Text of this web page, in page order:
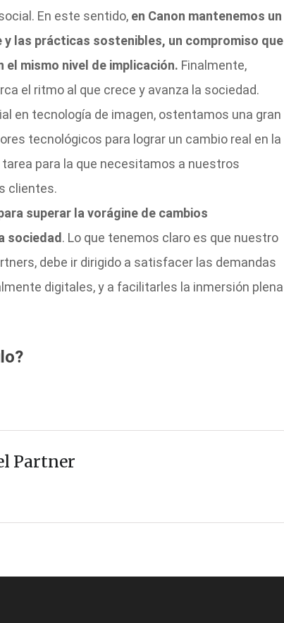
En este sentido, en Canon mantenemos un
las prácticas sostenibles, un compromiso que
mismo nivel de implicación. Finalmente,
el ritmo al que crece y avanza la sociedad.
en tecnología de imagen, ostentamos una gran
tecnológicos para lograr un cambio real en la
para la que necesitamos a nuestros
clientes.
superar la vorágine de cambios
sociedad. Lo que tenemos claro es que nuestro
debe ir dirigido a satisfacer las demandas
digitales, y a facilitarles la inmersión plena
Partner